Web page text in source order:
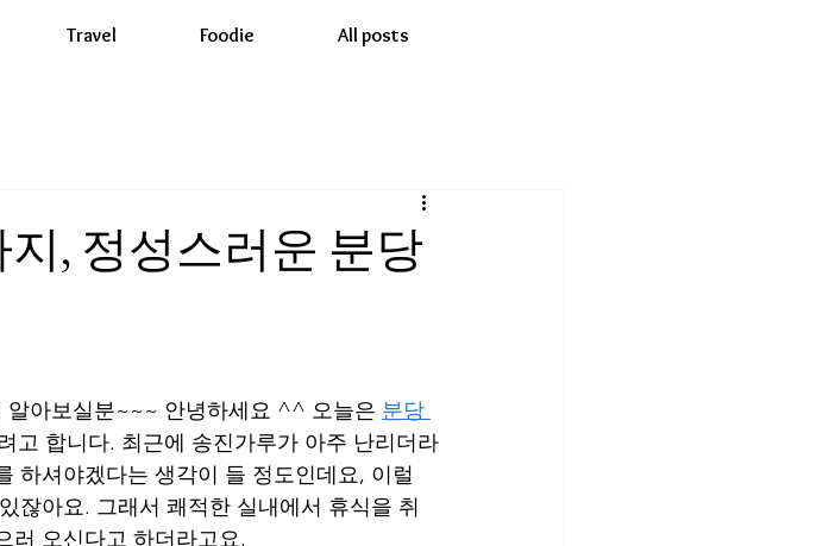
Travel Foodie All posts
, 정성스러운 분당
알아보실분~~~ 안녕하세요 ^^ 오늘은 분당
고 합니다. 최근에 송진가루가 아주 난리더라
하셔야겠다는 생각이 들 정도인데요, 이럴
잖아요. 그래서 쾌적한 실내에서 휴식을 취
러 오신다고 하더라고요.